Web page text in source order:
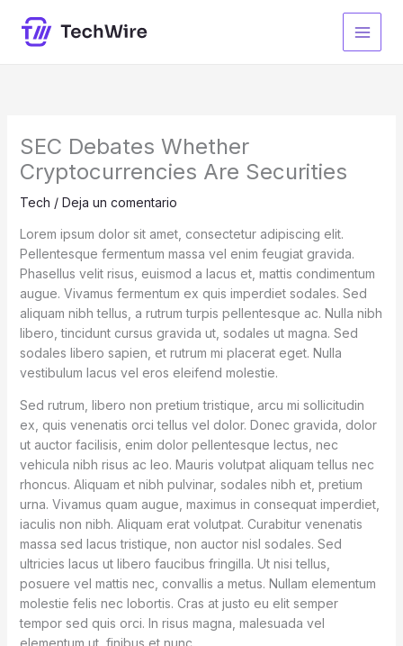
contenido
SEC Debates Whether
Cryptocurrencies Are Securities
Tech / Deja un comentario
Lorem ipsum dolor sit amet, consectetur adipiscing elit.
Pellentesque fermentum massa vel enim feugiat gravida.
Phasellus velit risus, euismod a lacus et, mattis condimentum
augue. Vivamus fermentum ex quis imperdiet sodales. Sed
aliquam nibh tellus, a rutrum turpis pellentesque ac. Nulla nibh
libero, tincidunt cursus gravida ut, sodales ut magna. Sed
sodales libero sapien, et rutrum mi placerat eget. Nulla
vestibulum lacus vel eros eleifend molestie.
Sed rutrum, libero non pretium tristique, arcu mi sollicitudin
ex, quis venenatis orci tellus vel dolor. Donec gravida, dolor
ut auctor facilisis, enim dolor pellentesque lectus, nec
vehicula nibh risus ac leo. Mauris volutpat aliquam tellus nec
rhoncus. Aliquam et nibh pulvinar, sodales nibh et, pretium
urna. Vivamus quam augue, maximus in consequat imperdiet,
iaculis non nibh. Aliquam erat volutpat. Curabitur venenatis
massa sed lacus tristique, non auctor nisl sodales. Sed
ultricies lacus ut libero faucibus fringilla. Ut nisi tellus,
posuere vel mattis nec, convallis a metus. Nullam elementum
molestie felis nec lobortis. Cras at justo eu elit semper
tempor sed quis orci. In risus magna, malesuada vel
elementum ut, finibus et nunc.